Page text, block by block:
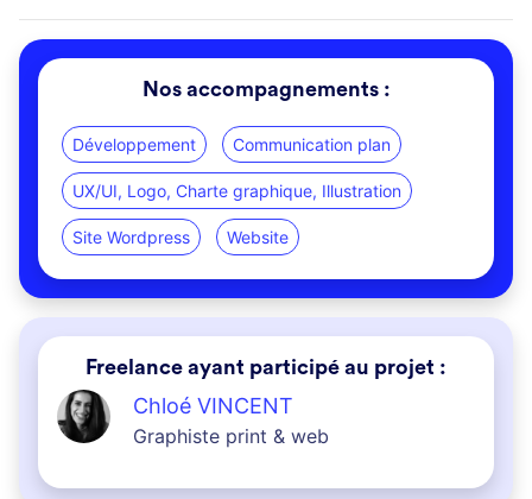
Nos accompagnements :
Développement Communication plan
UX/UI, Logo, Charte graphique, Illustration
Site Wordpress Website
Freelance ayant participé au projet :
Chloé VINCENT
Graphiste print & web